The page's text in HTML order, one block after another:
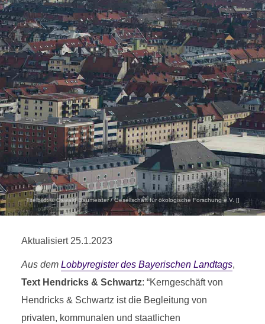
Titelbild:© Oswald Baumeister / Gesellschaft für ökologische Forschung e.V. []
Aktualisiert 25.1.2023
Aus dem Lobbyregister des Bayerischen Landtags,
Text Hendricks & Schwartz: “Kerngeschäft von
Hendricks & Schwartz ist die Begleitung von
privaten, kommunalen und staatlichen